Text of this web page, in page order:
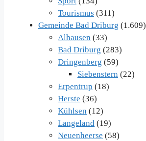
Tourismus (311)
Gemeinde Bad Driburg (1.609)
Alhausen (33)
Bad Driburg (283)
Dringenberg (59)
Siebenstern (22)
Erpentrup (18)
Herste (36)
Kühlsen (12)
Langeland (19)
Neuenheerse (58)